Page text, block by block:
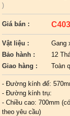
)
Giá bán :
Vật liệu :
Gang
Bảo hành :
12
Giao hàng :
Toàn
- Đường kính đế:
- Đường kính trụ:
- Chiều cao: 700mm
theo yêu cầu)